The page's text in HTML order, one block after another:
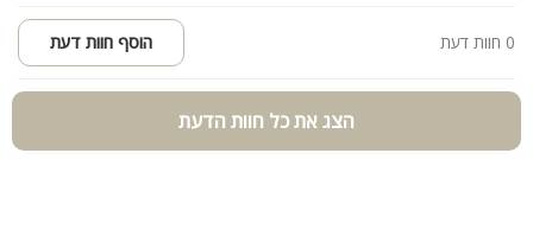
0 חוות דעת הוסף חוות דעת
הצג את כל חוות הדעת